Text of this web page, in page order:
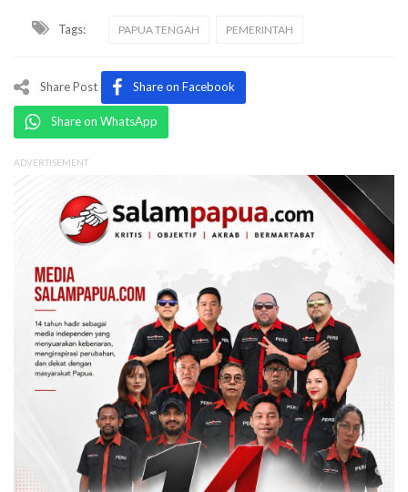
Tags: PAPUA TENGAH PEMERINTAH
Share Post Share on Facebook
Share on WhatsApp
ADVERTISEMENT